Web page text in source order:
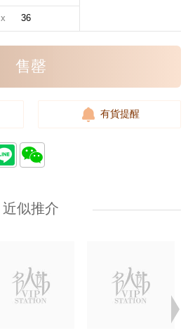
x 36
售罄
有貨提醒
近似推介